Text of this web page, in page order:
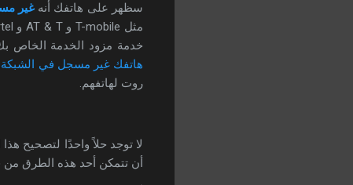
سظهر على هاتفك أنهغير
خدمة مزود الخدمة الخاص
هاتفك غير مسجل في الشبكة
روت لهاتفهم.
لا توجد حلاً واحدًا لتصحيح
أن تتمكن أحد هذه الطرق